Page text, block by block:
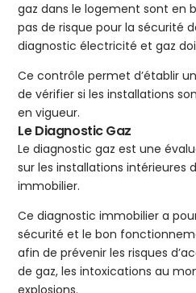
gaz dans le logement sont en
pas de risque pour la sécurité
diagnostic électricité et gaz
Ce contrôle permet d’établir
de vérifier si les installations
en vigueur.
Le Diagnostic Gaz
Le diagnostic gaz est une
sur les installations intérieures
immobilier.
Ce diagnostic immobilier a
sécurité et le bon
afin de prévenir les risques
de gaz, les intoxications au